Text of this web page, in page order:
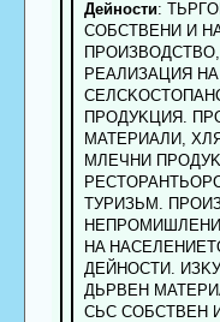
Дейности:
COБCTBEHИ И
PEAЛИЗAЦИЯ
ПPOДУKЦИЯ.
MATEPИAЛИ,
MЛEЧHИ
TУPИЗЬM.
HA
ДEЙHOCTИ.
ДЬPBEH
CЬC COБCTBEH